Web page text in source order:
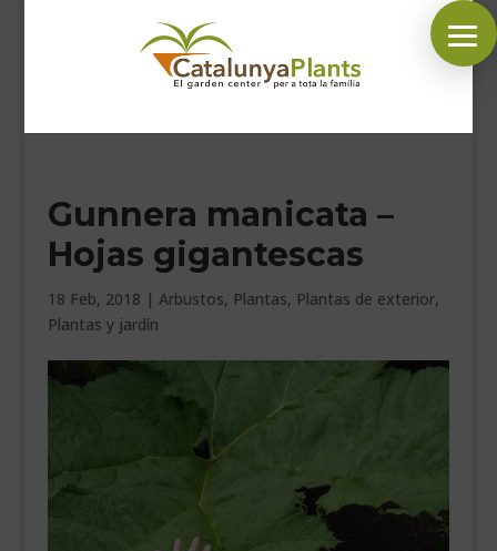
SÍGUENOS EN:
INICIO
PLANTAS
MASCOTAS
DECORACIÓN
___________________________
Gunnera manicata –
Hojas gigantescas
18 Feb, 2018 | Arbustos, Plantas, Plantas de exterior,
Plantas y jardín